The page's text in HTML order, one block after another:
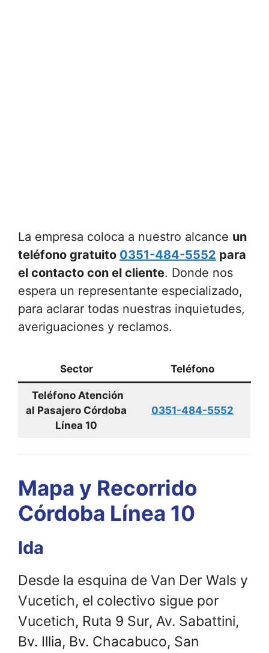
La empresa coloca a nuestro alcance un
teléfono gratuito 0351-484-5552 para
el contacto con el cliente. Donde nos
espera un representante especializado,
para aclarar todas nuestras inquietudes,
averiguaciones y reclamos.
Sector Teléfono
Teléfono Atención
al Pasajero Córdoba
Línea 10
0351-484-5552
Mapa y Recorrido
Córdoba Línea 10
Ida
Desde la esquina de Van Der Wals y
Vucetich, el colectivo sigue por
Vucetich, Ruta 9 Sur, Av. Sabattini,
Bv. Illia, Bv. Chacabuco, San